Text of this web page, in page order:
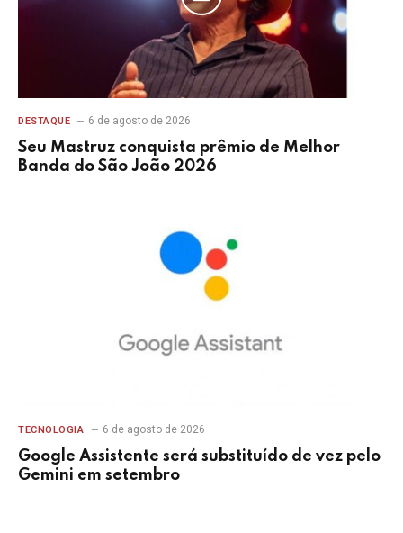
DESTAQUE 6 de agosto de 2026
Seu Mastruz conquista prêmio de Melhor
Banda do São João 2026
TECNOLOGIA 6 de agosto de 2026
Google Assistente será substituído de vez pelo
Gemini em setembro